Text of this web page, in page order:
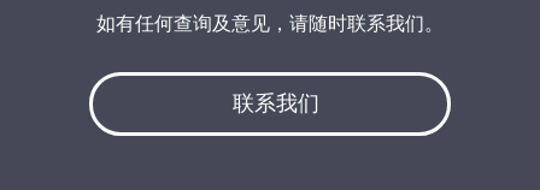
联系我们
如有任何查询及意见，请随时联系我们。